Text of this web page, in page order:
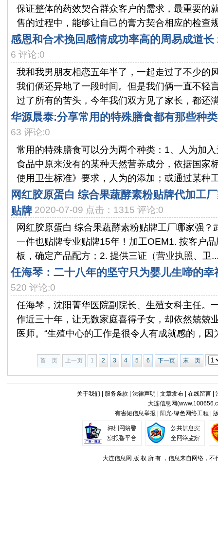
保证整体的药效契合群众客户的需求，最重要的
售的过程中，能够让自己的膏方契合相应的检查
感恩和合术挽回感情成功率高的周易成道长
6 评论:0
我和我男朋友相恋五年半了，一起走过了不少的
我们俩还异地了一段时间。但是我们俩一直不轻
过了所有的苦头，今年我们双方见了家长，都还
华源晨泰:分享常用的特殊膳食都有那些种
63 评论:0
常用的特殊膳食可以分为两个种类：1、人为加
食品中原来没有的某种天然营养成分，依据国家
使用卫生标准》要求，人为的添加；或通过某种
网红胶原蛋白 综合果蔬酵素粉贴牌代加工
贴牌 2020-07-09 点击：1315 评论:0
网红胶原蛋白 综合果蔬酵素粉贴牌工厂哪家强？
一件也贴牌专业贴牌15年！加工OEM1. 按客户
板，确定产品配方；2. 提供三证（营业执照、卫
任海琴：二十八年的坚守只为婴儿生啼的幸
520 评论:0
任海琴，沈阳菁华医院副院长、生殖女科主任。
作近三十年，让无数家庭喜得子女，却依然兢兢
医师。“生殖中心的工作是很令人有成就感的，因
首 页 上一页 1 2 3 4 5 6 下一页 末 页
关于我们 服务条款 法律声明 文章发布| 在线留言|
大连信息网(
有害短信息举报 | 阳光·绿色网络工程 |
大连信息网 版 权 所 有 ，信息来自网络，